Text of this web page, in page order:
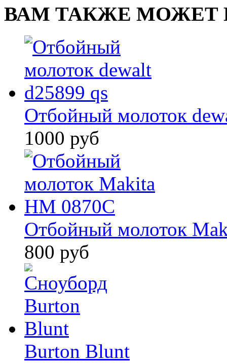
ВАМ ТАКЖЕ МОЖЕТ
Отбойный молоток
1000 руб
Отбойный молоток
800 руб
Burton Blunt